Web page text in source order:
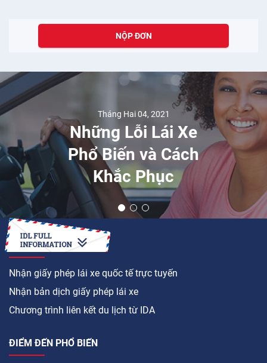
NỘP ĐƠN
Tháng Hai 04, 2021
Những Lỗi Lái Xe
Phổ Biến và Cách
Khắc Phục
LÀM CÁCH NÀO ĐỂ
Nhận giấy phép lái xe quốc tế trực tuyến
Nhận bản dịch giấy phép lái xe
Chương trình liên kết du lịch từ IDA
ĐIỂM ĐẾN PHỔ BIẾN